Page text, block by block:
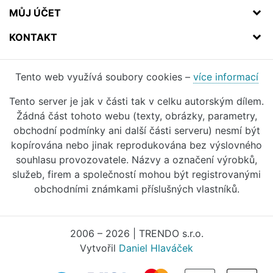
MŮJ ÚČET
KONTAKT
Tento web využívá soubory cookies – více informací
Tento server je jak v části tak v celku autorským dílem.
Žádná část tohoto webu (texty, obrázky, parametry,
obchodní podmínky ani další části serveru) nesmí být
kopírována nebo jinak reprodukována bez výslovného
souhlasu provozovatele. Názvy a označení výrobků,
služeb, firem a společností mohou být registrovanými
obchodními známkami příslušných vlastníků.
2006 – 2026 | TRENDO s.r.o.
Vytvořil Daniel Hlaváček